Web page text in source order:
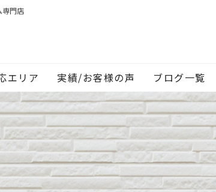
専門店
エリア 実績/お客様の声 ブログ一覧